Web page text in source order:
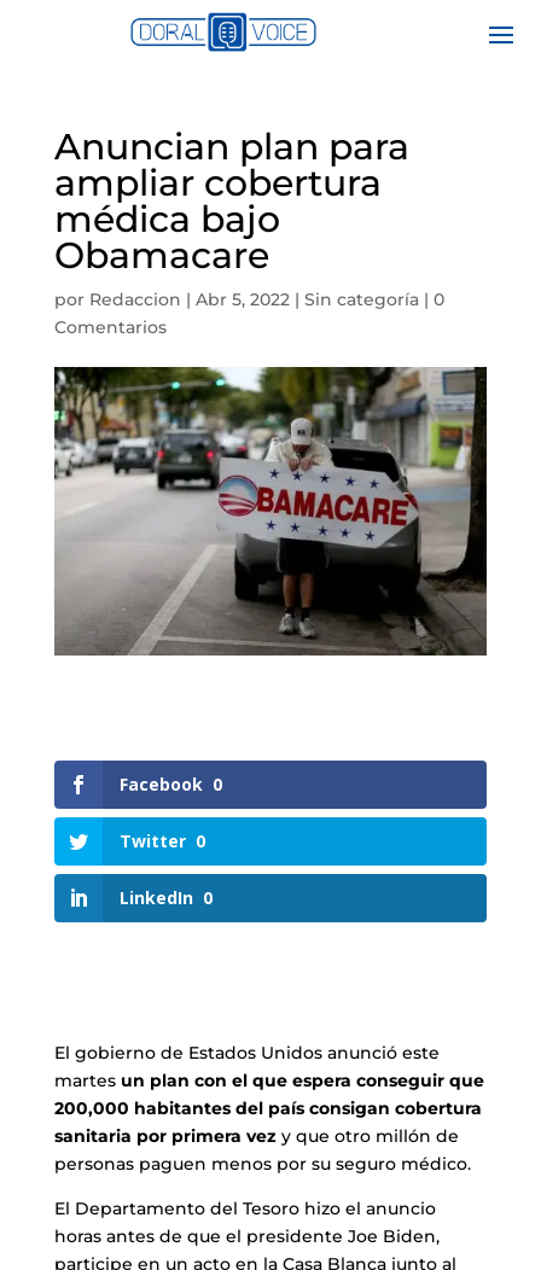
Anuncian plan para
ampliar cobertura
médica bajo
Obamacare
por Redaccion | Abr 5, 2022| Sin categoría| 0
Comentarios
Facebook 0
Twitter 0
LinkedIn 0
El gobierno de Estados Unidos anunció este
martes un plan con el que espera conseguir que
200,000 habitantes del país consigan cobertura
sanitaria por primera vezy que otro millón de
personas paguen menos por su seguro médico.
El Departamento del Tesoro hizo el anuncio
horas antes de que el presidente Joe Biden,
participe en un acto en la Casa Blanca junto al